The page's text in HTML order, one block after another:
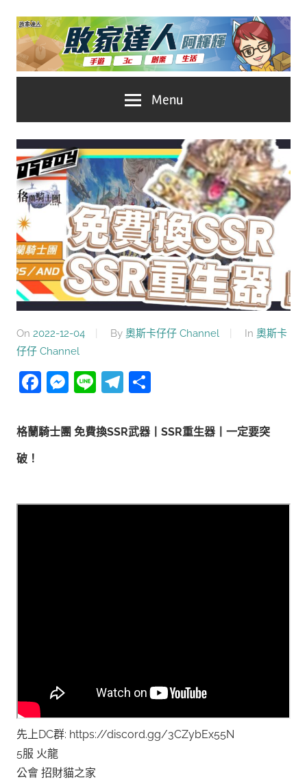
Skip
content
家
達
人
推
薦
No.1
遊
戲
科
技
媒
體。
Menu
On 2022-12-04 By 奧斯卡仔仔 Channel In 奧斯卡
仔仔 Channel
Facebook
Messenger
LineTelegram
格蘭騎士團 免費換SSR武器丨SSR重生器丨一定要突
破！
先上DC群: https://discord.gg/3CZybEx55N
5服 火龍
公會 招財貓之家